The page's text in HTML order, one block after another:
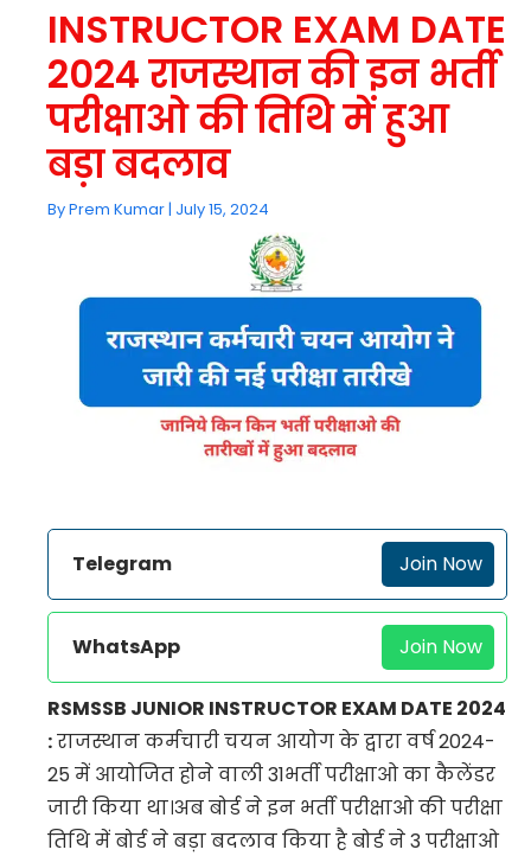
INSTRUCTOR EXAM DATE
2024 राजस्थान की इन भर्ती
परीक्षाओ की तिथि में हुआ
बड़ा बदलाव
ByPrem Kumar| July 15, 2024
Telegram Join Now
WhatsApp Join Now
RSMSSB JUNIOR INSTRUCTOR EXAM DATE 2024
:राजस्थान कर्मचारी चयन आयोग के द्वारा वर्ष 2024-
25 में आयोजित होने वाली 31भर्ती परीक्षाओ का कैलेंडर
जारी किया था।अब बोर्ड ने इन भर्ती परीक्षाओ की परीक्षा
तिथि में बोर्ड ने बड़ा बदलाव किया है बोर्ड ने 3 परीक्षाओ